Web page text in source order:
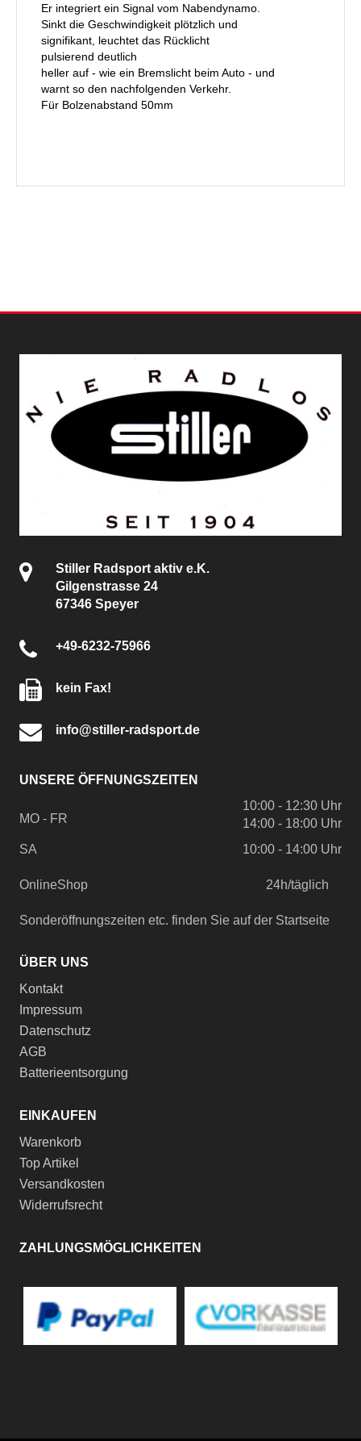
Er integriert ein Signal vom Nabendynamo.
Sinkt die Geschwindigkeit plötzlich und
signifikant, leuchtet das Rücklicht
pulsierend deutlich
heller auf - wie ein Bremslicht beim Auto - und
warnt so den nachfolgenden Verkehr.
Für Bolzenabstand 50mm
Stiller Radsport aktiv e.K.
Gilgenstrasse 24
67346 Speyer
+49-6232-75966
kein Fax!
info@stiller-radsport.de
UNSERE ÖFFNUNGSZEITEN
MO - FR
10:00 - 12:30 Uhr
14:00 - 18:00 Uhr
SA
10:00 - 14:00 Uhr
OnlineShop 24h/täglich
Sonderöffnungszeiten etc. finden Sie auf der Startseite
ÜBER UNS
Kontakt
Impressum
Datenschutz
AGB
Batterieentsorgung
EINKAUFEN
Warenkorb
Top Artikel
Versandkosten
Widerrufsrecht
ZAHLUNGSMÖGLICHKEITEN